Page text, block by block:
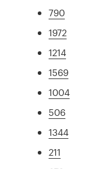
790
1972
1214
1569
1004
506
1344
211